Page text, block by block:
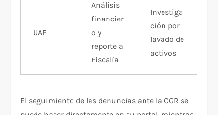
UAF
Análisis
financier
o y
reporte a
Fiscalía
Investiga
ción por
lavado de
activos
El seguimiento de las denuncias ante la CGR se